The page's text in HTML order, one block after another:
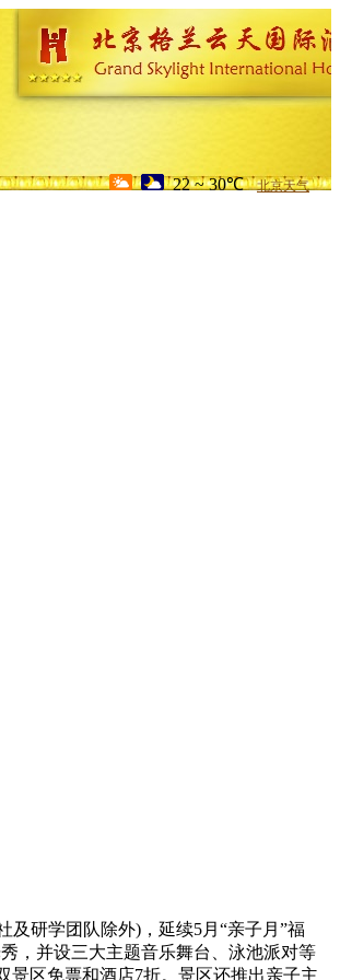
22 ~ 30℃ 北京天气
研学团队除外)，延续5月“亲子月”福
，并设三大主题音乐舞台、泳池派对等
景区免票和酒店7折。景区还推出亲子主